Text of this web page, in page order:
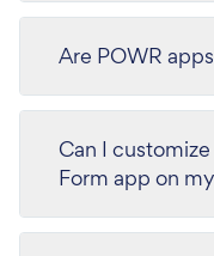
Are POWR
Can I
Form app on